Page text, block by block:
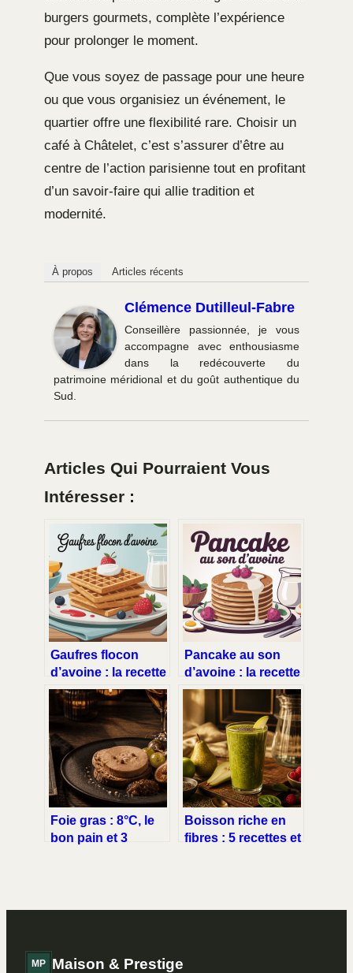
burgers gourmets, complète l’expérience
pour prolonger le moment.
Que vous soyez de passage pour une heure
ou que vous organisiez un événement, le
quartier offre une flexibilité rare. Choisir un
café à Châtelet, c’est s’assurer d’être au
centre de l’action parisienne tout en profitant
d’un savoir-faire qui allie tradition et
modernité.
À propos Articles récents
Clémence Dutilleul-Fabre
Conseillère passionnée, je vous
accompagne avec enthousiasme
dans la redécouverte du
patrimoine méridional et du goût authentique du
Sud.
Articles Qui Pourraient Vous
Intéresser :
Gaufres flocon
d’avoine : la recette
saine et
gourmande à
adopter
Pancake au son
d’avoine : la recette
légère qui cale
vraiment
Foie gras : 8°C, le
bon pain et 3
Boisson riche en
fibres : 5 recettes et
MP Maison & Prestige